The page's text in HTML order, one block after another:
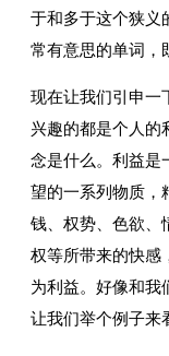
于和多于这个狭义
常有意思的单词，
现在让我们引申一
兴趣的都是个人的
念是什么。利益是
望的一系列物质，
钱、权势、色欲、
权等所带来的快感
为利益。好像和我
让我们举个例子来